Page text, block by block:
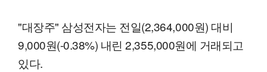
"대장주" 삼성전자는 전일(2,364,000원) 대비
9,000원(-0.38%) 내린 2,355,000원에 거래되고
있다.